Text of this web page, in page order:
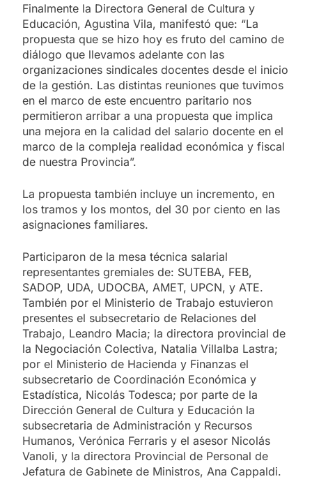
Finalmente la Directora General de Cultura y
Educación, Agustina Vila, manifestó que: “La
propuesta que se hizo hoy es fruto del camino de
diálogo que llevamos adelante con las
organizaciones sindicales docentes desde el inicio
de la gestión. Las distintas reuniones que tuvimos
en el marco de este encuentro paritario nos
permitieron arribar a una propuesta que implica
una mejora en la calidad del salario docente en el
marco de la compleja realidad económica y fiscal
de nuestra Provincia”.
La propuesta también incluye un incremento, en
los tramos y los montos, del 30 por ciento en las
asignaciones familiares.
Participaron de la mesa técnica salarial
representantes gremiales de: SUTEBA, FEB,
SADOP, UDA, UDOCBA, AMET, UPCN, y ATE.
También por el Ministerio de Trabajo estuvieron
presentes el subsecretario de Relaciones del
Trabajo, Leandro Macia; la directora provincial de
la Negociación Colectiva, Natalia Villalba Lastra;
por el Ministerio de Hacienda y Finanzas el
subsecretario de Coordinación Económica y
Estadística, Nicolás Todesca; por parte de la
Dirección General de Cultura y Educación la
subsecretaria de Administración y Recursos
Humanos, Verónica Ferraris y el asesor Nicolás
Vanoli, y la directora Provincial de Personal de
Jefatura de Gabinete de Ministros, Ana Cappaldi.